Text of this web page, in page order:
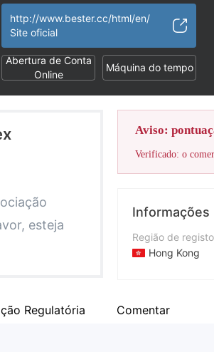
http://www.bester.cc/html/en/
Site oficial
Abertura de Conta
Online
Máquina do tempo
esteja
Aviso:
Verificado: o
Informações
Região de registo
Hong Kong
Empresa
Regulatória Comentar